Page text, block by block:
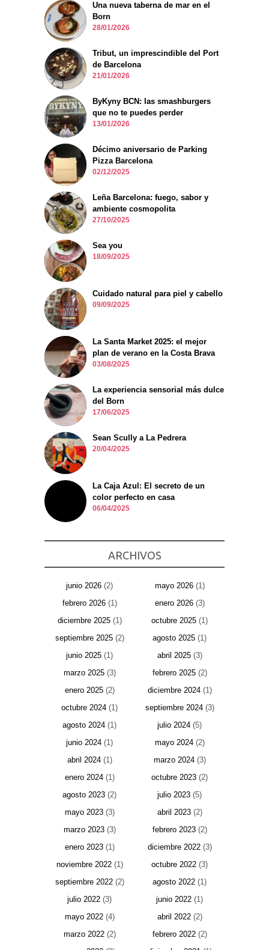
Una nueva taberna de mar en el
Born
28/01/2026
Tribut, un imprescindible del Port
de Barcelona
21/01/2026
ByKyny BCN: las smashburgers
que no te puedes perder
13/01/2026
Décimo aniversario de Parking
Pizza Barcelona
02/12/2025
Leña Barcelona: fuego, sabor y
ambiente cosmopolita
27/10/2025
Sea you
18/09/2025
Cuidado natural para piel y cabello
09/09/2025
La Santa Market 2025: el mejor
plan de verano en la Costa Brava
03/08/2025
La experiencia sensorial más dulce
del Born
17/06/2025
Sean Scully a La Pedrera
20/04/2025
La Caja Azul: El secreto de un
color perfecto en casa
06/04/2025
ARCHIVOS
junio 2026 (2) mayo 2026(1)
febrero 2026(1) enero 2026(3)
diciembre 2025(1) octubre 2025 (1)
septiembre 2025(2) agosto 2025 (1)
junio 2025 (1) abril 2025(3)
marzo 2025(3) febrero 2025(2)
enero 2025(2) diciembre 2024(1)
octubre 2024 (1) septiembre 2024(3)
agosto 2024 (1) julio 2024 (5)
junio 2024 (1) mayo 2024(2)
abril 2024(1) marzo 2024(3)
enero 2024(1) octubre 2023 (2)
agosto 2023 (2) julio 2023 (5)
mayo 2023(3) abril 2023(2)
marzo 2023(3) febrero 2023(2)
enero 2023(1) diciembre 2022(3)
noviembre 2022(1) octubre 2022 (3)
septiembre 2022(2) agosto 2022 (1)
julio 2022 (3) junio 2022 (1)
mayo 2022(4) abril 2022(2)
marzo 2022(2) febrero 2022(2)